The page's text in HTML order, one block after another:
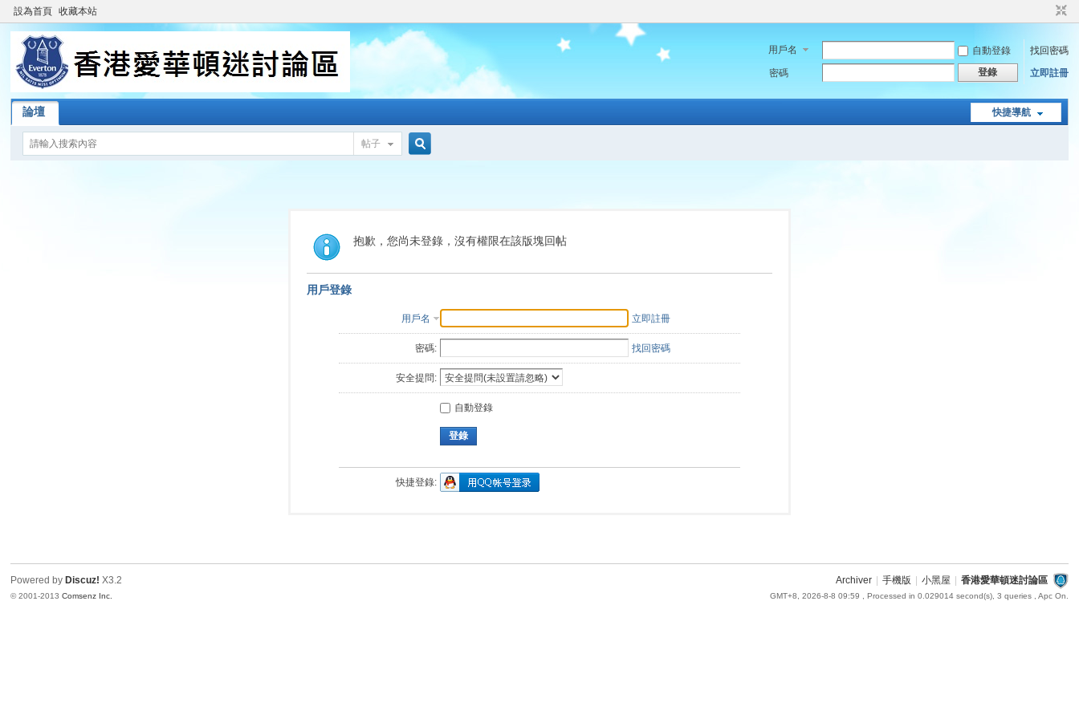
設為首頁 收藏本站
用戶名 自動登錄
找回密碼
密碼
登錄 立即註冊
快捷導航
論壇
帖子
索
抱歉，您尚未登錄，沒有權限在該版塊回帖
用戶登錄
用戶名 立即註冊
密碼: 找回密碼
安全提問:
自動登錄
登錄
快捷登錄:
Archiver 手機版 小黑屋 香港愛華頓迷討論區
GMT+8, 2026-8-8 09:59 , Processed in 0.029014 second(s), 3 queries , Apc On.
Powered by Discuz! X3.2
© 2001-2013Comsenz Inc.